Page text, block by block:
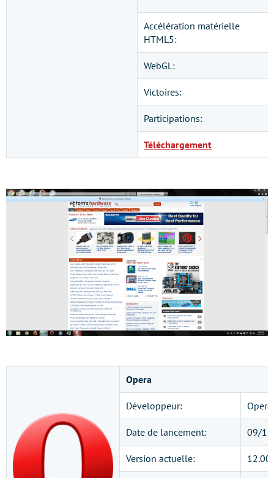
Accélération matérielle
HTML5:
WebGL:
Victoires:
Participations:
Téléchargement
Opera
Développeur:
Date de lancement: 09/
Version actuelle: 12.00